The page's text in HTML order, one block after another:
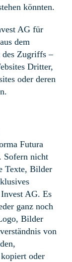
könnten.
AG für
dem
Zugriffs –
Dritter,
oder deren
Futura
Sofern nicht
Texte, Bilder
AG. Es
ganz noch
Bilder
von
oder